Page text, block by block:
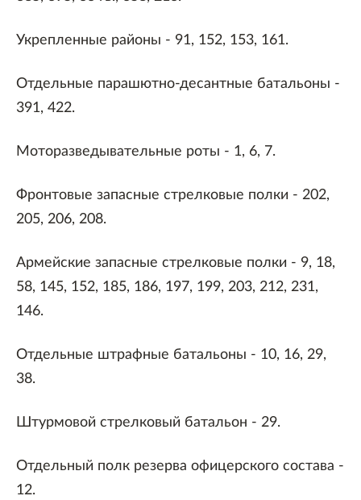
Укрепленные районы - 91, 152, 153, 161.
Отдельные парашютно-десантные батальоны -
391, 422.
Моторазведывательные роты - 1, 6, 7.
Фронтовые запасные стрелковые полки - 202,
205, 206, 208.
Армейские запасные стрелковые полки - 9, 18,
58, 145, 152, 185, 186, 197, 199, 203, 212, 231,
146.
Отдельные штрафные батальоны - 10, 16, 29,
38.
Штурмовой стрелковый батальон - 29.
Отдельный полк резерва офицерского состава -
12.